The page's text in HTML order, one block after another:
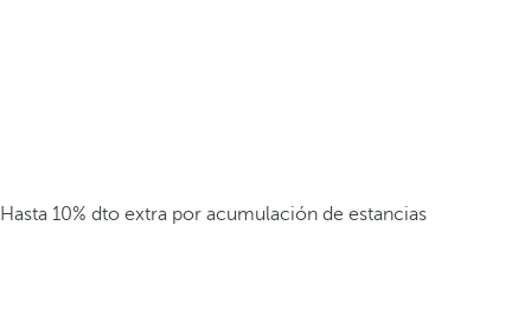
Hasta 10% dto extra por acumulación de estancias